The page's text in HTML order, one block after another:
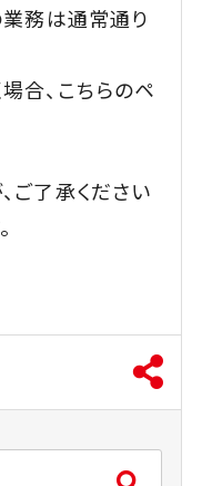
業務は通常通り
合、こちらのペ
ご了承ください